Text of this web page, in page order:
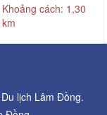
Khoảng cách: 1,30
km
lịch Lâm Đồng.